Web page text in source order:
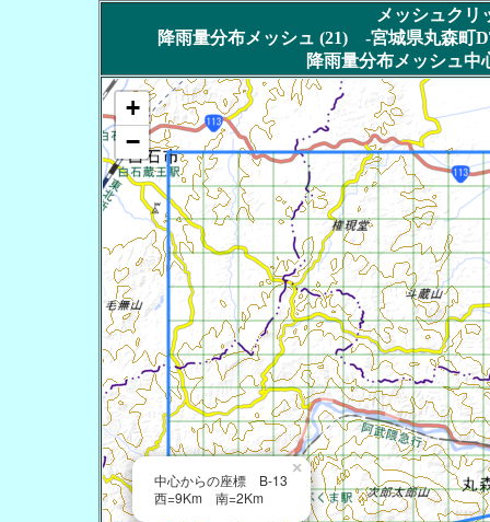
メッシュクリ
降雨量分布メッシュ (21) -宮城県丸森
降雨量分布メッシュ
中心からの座標 B-13
西=9Km 南=2Km
×
+
−